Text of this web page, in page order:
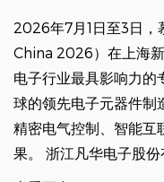
2026年7月1日至3日
China 2026）在上海
电子行业最具影响力的
球的领先电子元器件制
精密电气控制、智能互
果。 浙江凡华电子股份